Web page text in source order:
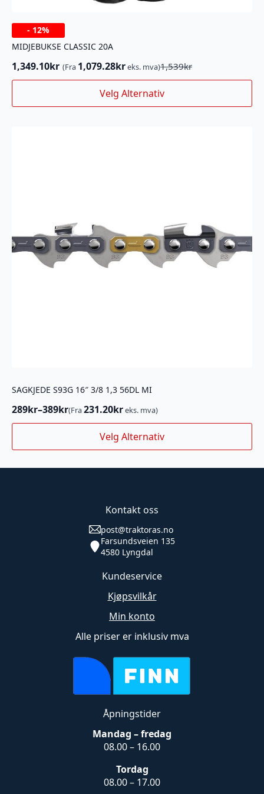
- 12%
MIDJEBUKSE CLASSIC 20A
1,539kr
Opprinnelig
pris
1,539kr.
1,349.10kr
Nåværende
pris
1,349.10kr.
(Fra 1,079.28kreks. mva)
Velg Alternativ
Dette
har
SAGKJEDE S93G 16″ 3/8 1,3 56DL MI
289kr–389kr
Prisområde:
289kr
389kr
(Fra231.20kreks. mva)
Velg Alternativ
Dette
flere
Kontakt oss
post@traktoras.no
Farsundsveien 135
4580 Lyngdal
Kundeservice
Kjøpsvilkår
Min konto
Alle priser er inklusiv mva
Åpningstider
Mandag – fredag
08.00 – 16.00
Tordag
08.00 – 17.00